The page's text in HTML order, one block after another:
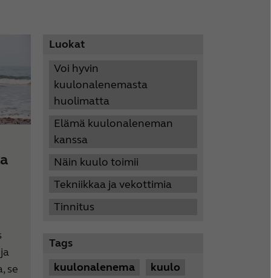
se
Luokat
Voi hyvin
kuulonalenemasta
huolimatta
Elämä kuulonaleneman
kanssa
Näin kuulo toimii
Tekniikkaa ja vekottimia
Tinnitus
Tags
kuulonalenema
kuulo